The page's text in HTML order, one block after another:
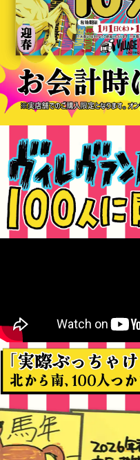
2026年もよろしくお願いしますの
福袋をご購入いただいたすべての
※実店舗でのご購入限定となります